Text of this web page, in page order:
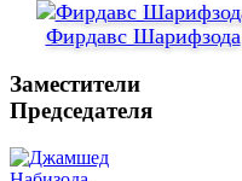
Фирдавс Шарифзода
Заместители
Председателя